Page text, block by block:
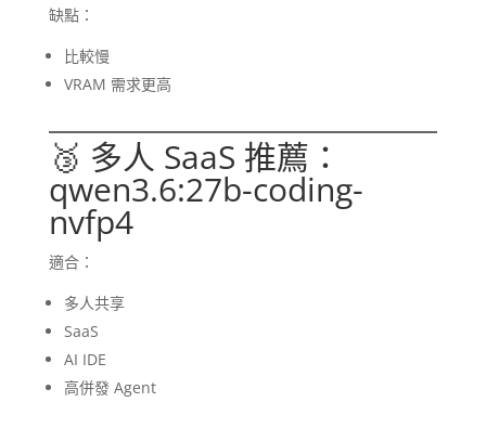
缺點：
比較慢
VRAM 需求更高
🥉 多人 SaaS 推薦：
qwen3.6:27b-coding-
nvfp4
適合：
多人共享
SaaS
AI IDE
高併發 Agent